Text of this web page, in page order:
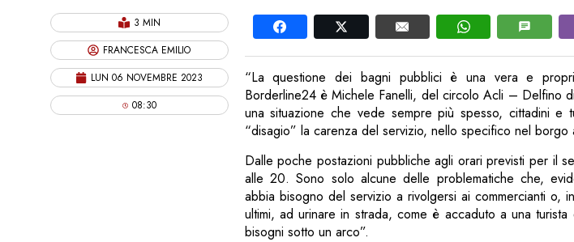
3 MIN
FRANCESCA EMILIO
LUN 06 NOVEMBRE 2023
08:30
“La questione dei bagni pubblici è una vera e
Borderline24 è Michele Fanelli, del circolo Acli – Delfino
una situazione che vede sempre più spesso, cittadini e
“disagio” la carenza del servizio, nello specifico nel borgo
Dalle poche postazioni pubbliche agli orari previsti per il
alle 20. Sono solo alcune delle problematiche che,
abbia bisogno del servizio a rivolgersi ai commercianti o,
ultimi, ad urinare in strada, come è accaduto a una
bisogni sotto un arco”.